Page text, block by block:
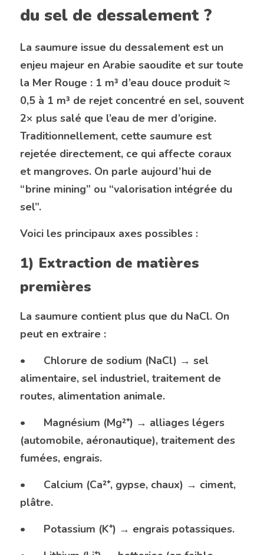
du sel de dessalement ?
La saumure issue du dessalement est un
enjeu majeur en Arabie saoudite et sur toute
la Mer Rouge : 1 m³ d’eau douce produit ≈
0,5 à 1 m³ de rejet concentré en sel, souvent
2× plus salé que l’eau de mer d’origine.
Traditionnellement, cette saumure est
rejetée directement, ce qui affecte coraux
et mangroves. On parle aujourd’hui de
“brine mining” ou “valorisation intégrée du
sel”.
Voici les principaux axes possibles :
1) Extraction de matières
premières
La saumure contient plus que du NaCl. On
peut en extraire :
•	Chlorure de sodium (NaCl) → sel
alimentaire, sel industriel, traitement de
routes, alimentation animale.
•	Magnésium (Mg²⁺) → alliages légers
(automobile, aéronautique), traitement des
fumées, engrais.
•	Calcium (Ca²⁺, gypse, chaux) → ciment,
plâtre.
•	Potassium (K⁺) → engrais potassiques.